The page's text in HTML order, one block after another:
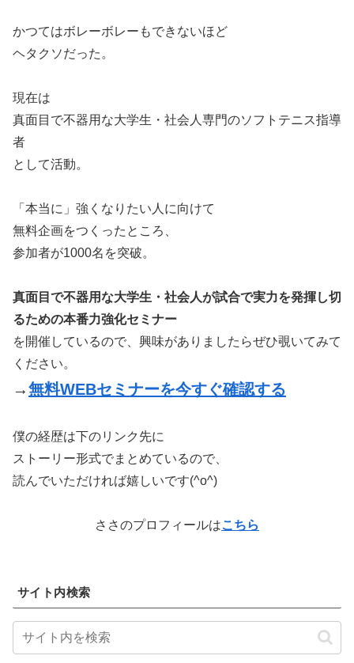
かつてはボレーボレーもできないほど
ヘタクソだった。
現在は
真面目で不器用な大学生・社会人専門のソフトテニス指導
者
として活動。
「本当に」強くなりたい人に向けて
無料企画をつくったところ、
参加者が1000名を突破。
真面目で不器用な大学生・社会人が試合で実力を発揮し切
るための本番力強化セミナー
を開催しているので、興味がありましたらぜひ覗いてみて
ください。
→無料WEBセミナーを今すぐ確認する
僕の経歴は下のリンク先に
ストーリー形式でまとめているので、
読んでいただければ嬉しいです(^o^)
ささのプロフィールはこちら
サイト内検索